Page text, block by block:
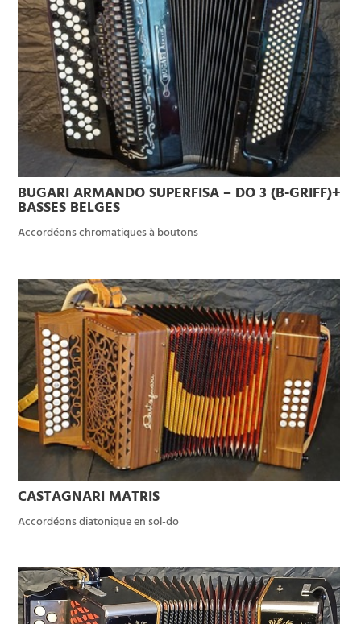
BUGARI ARMANDO SUPERFISA – DO 3 (B-GRIFF)+
BASSES BELGES
Accordéons chromatiques à boutons
CASTAGNARI MATRIS
Accordéons diatonique en sol-do